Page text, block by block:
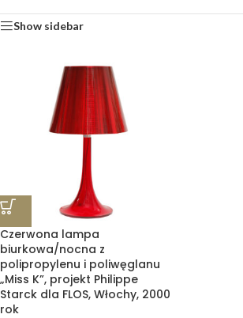
Show sidebar
Czerwona lampa
biurkowa/nocna z
polipropylenu i poliwęglanu
„Miss K”, projekt Philippe
Starck dla FLOS, Włochy, 2000
rok